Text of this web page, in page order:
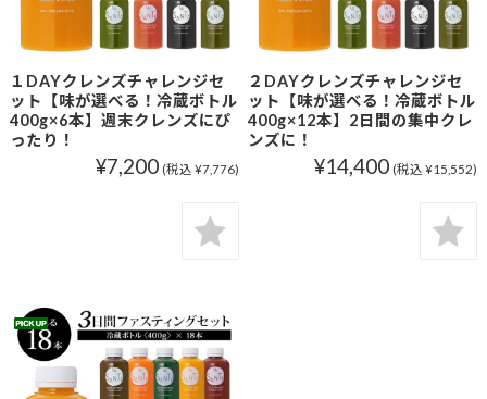
１DAYクレンズチャレンジセ
ット【味が選べる！冷蔵ボトル
400g×6本】週末クレンズにぴ
ったり！
¥7,200 (税込 ¥7,776)
２DAYクレンズチャレンジセ
ット【味が選べる！冷蔵ボトル
400g×12本】2日間の集中クレ
ンズに！
¥14,400 (税込 ¥15,552)